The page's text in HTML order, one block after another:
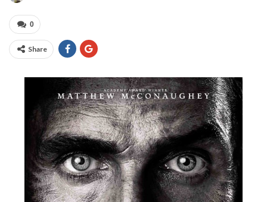
0
Share